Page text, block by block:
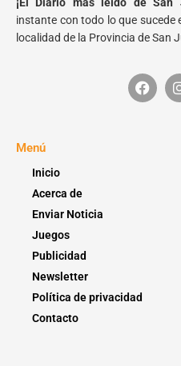
instante con todo lo que sucede
localidad de la Provincia de San
Menú
Inicio
Acerca de
Enviar Noticia
Juegos
Publicidad
Newsletter
Política de privacidad
Contacto